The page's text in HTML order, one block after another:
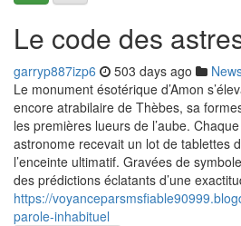
Le code des
garryp887izp6 503 days ago
Le monument ésotérique d’Amon
encore atrabilaire de Thèbes, sa
les premières lueurs de l’aube.
astronome recevait un lot de tablettes
l’enceinte ultimatif. Gravées de
des prédictions éclatants d’une
https://
parole-inhabituel